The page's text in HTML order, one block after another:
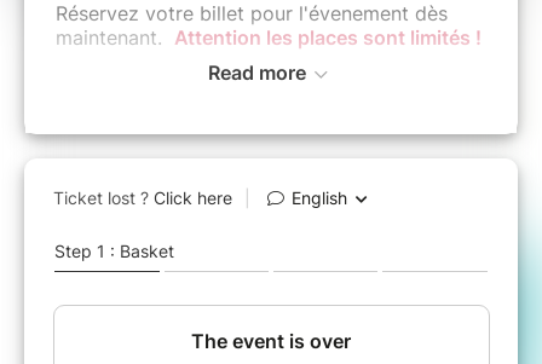
Réservez votre billet pour l'évenement dès
maintenant. Attention les places sont limités !
Accueil
Read more